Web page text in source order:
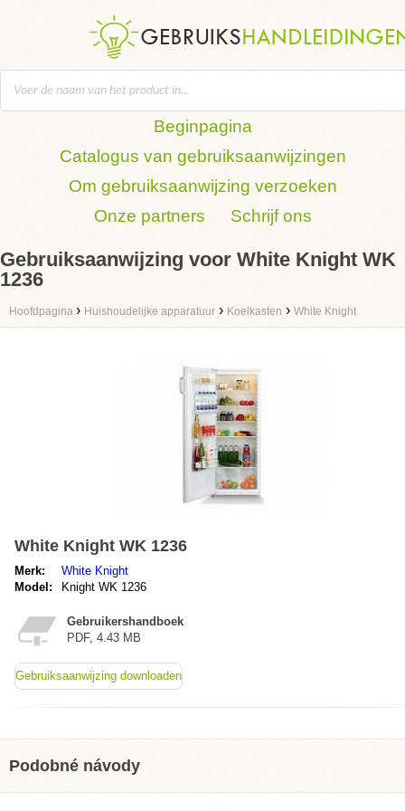
Beginpagina
Catalogus van gebruiksaanwijzingen
Om gebruiksaanwijzing verzoeken
Onze partners
Schrijf ons
Gebruiksaanwijzing voor White Knight WK
1236
Hoofdpagina › Huishoudelijke apparatuur › Koelkasten › White Knight
White Knight WK 1236
Merk:
White Knight
Model:
Knight WK 1236
Gebruikershandboek
PDF, 4.43 MB
Gebruiksaanwijzing downloaden
Podobné návody